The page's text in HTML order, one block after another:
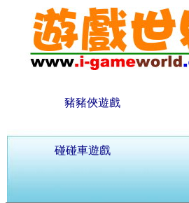
豬豬俠遊戲
碰碰車遊戲